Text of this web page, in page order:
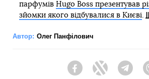
парфумів Hugo Boss презентував
зйомки якого відбувалися в Києві.
Автор: Олег Панфілович
FacebookTwitter